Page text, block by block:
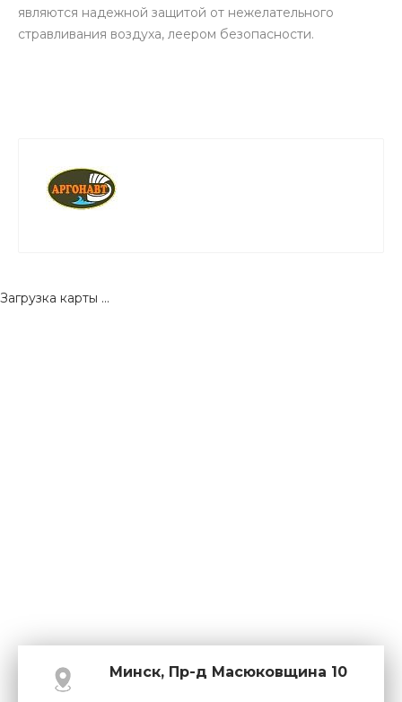
являются надежной защитой от нежелательного
стравливания воздуха, леером безопасности.
Загрузка карты ...
Минск, Пр-д Масюковщина 10